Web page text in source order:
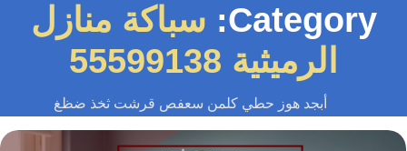
Category: سباكة منازل
الرميثية 55599138
أبجد هوز حطي كلمن سعفص قرشت ثخذ ضظغ